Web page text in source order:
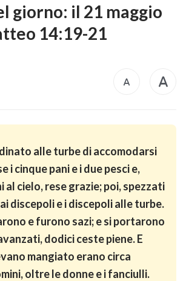
giorno: il 21 maggio
14:19-21
alle turbe di accomodarsi
i cinque pani e i due pesci e,
al cielo, rese grazie; poi, spezzati
discepoli e i discepoli alle turbe.
e furono sazi; e si portarono
dodici ceste piene. E
mangiato erano circa
oltre le donne e i fanciulli.